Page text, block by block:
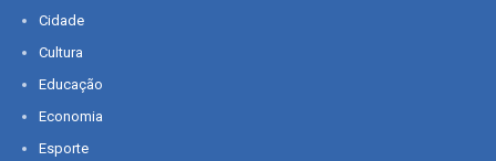
Cidade
Cultura
Educação
Economia
Esporte